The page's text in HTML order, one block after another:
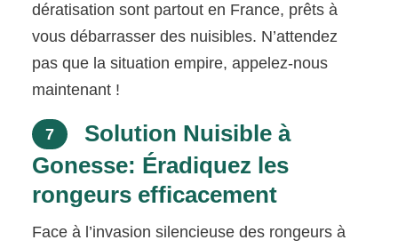
dératisation sont partout en France, prêts à
vous débarrasser des nuisibles. N’attendez
pas que la situation empire, appelez-nous
maintenant !
7
Solution Nuisible à
Gonesse: Éradiquez les
rongeurs efficacement
Face à l’invasion silencieuse des rongeurs à